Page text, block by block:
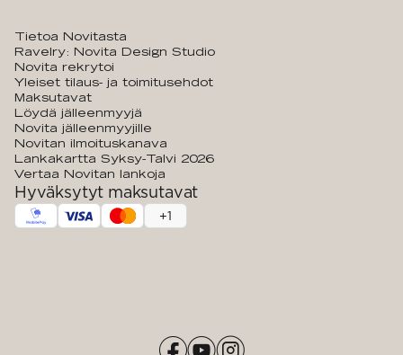
Tietoa Novitasta
Ravelry: Novita Design Studio
Novita rekrytoi
Yleiset tilaus- ja toimitusehdot
Maksutavat
Löydä jälleenmyyjä
Novita jälleenmyyjille
Novitan ilmoituskanava
Lankakartta Syksy-Talvi 2026
Vertaa Novitan lankoja
Hyväksytyt maksutavat
+1